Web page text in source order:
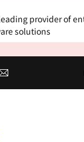
provider of
solutions